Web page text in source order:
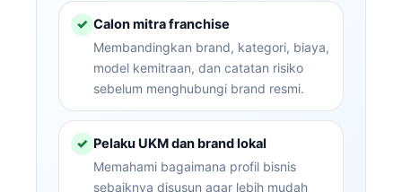
✓ Calon mitra franchise
Membandingkan brand, kategori, biaya,
model kemitraan, dan catatan risiko
sebelum menghubungi brand resmi.
✓ Pelaku UKM dan brand lokal
Memahami bagaimana profil bisnis
sebaiknya disusun agar lebih mudah